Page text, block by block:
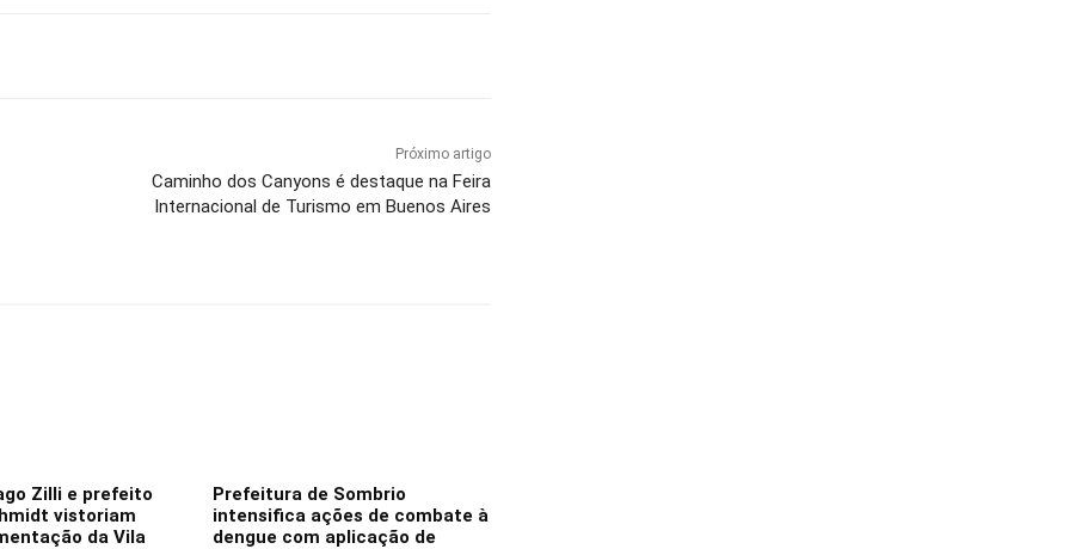
Próximo artigo
Caminho dos Canyons é destaque na Feira
Internacional de Turismo em Buenos Aires
Zilli e prefeito
vistoriam
da Vila
Prefeitura de Sombrio
intensifica ações de combate à
dengue com aplicação de